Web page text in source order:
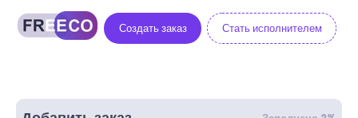
Создать заказ Стать исполнителем